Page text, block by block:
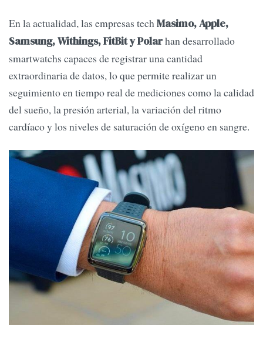
En la actualidad, las empresas techMasimo, Apple,
Samsung, Withings, FitBit y Polarhan desarrollado
smartwatchs capaces de registrar una cantidad
extraordinaria de datos, lo que permite realizar un
seguimiento en tiempo real de mediciones como la calidad
del sueño, la presión arterial, la variación del ritmo
cardíaco y los niveles de saturación de oxígeno en sangre.